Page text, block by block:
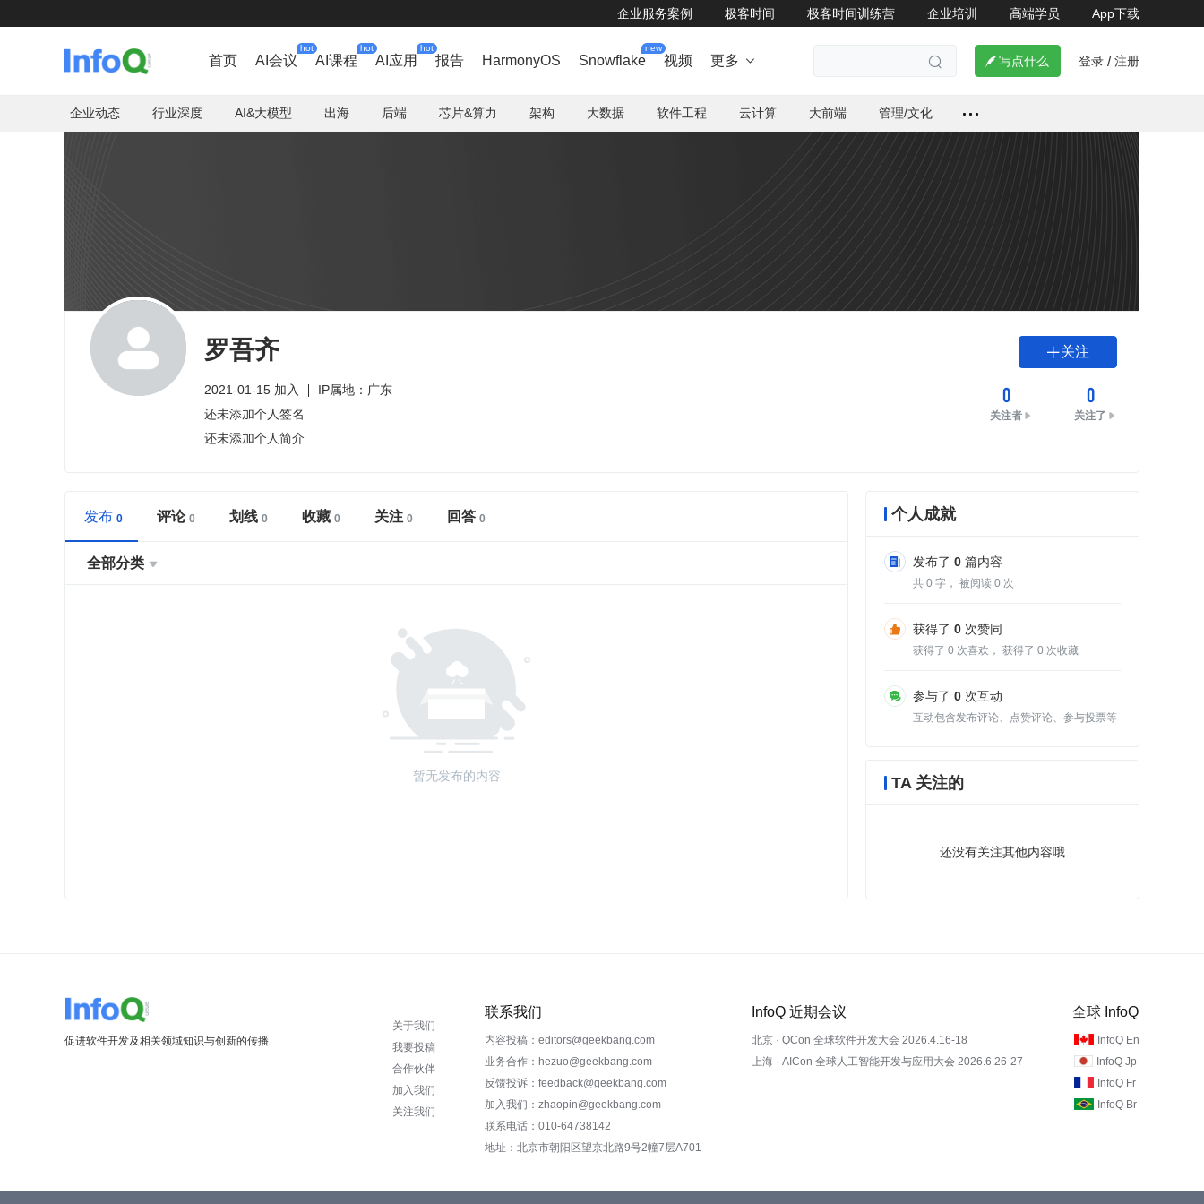
企业服务案例 极客时间 极客时间训练营 企业培训 高端学员 App下载
首页 AI会议
hot
AI课程
hot
AI应用
hot
报告 HarmonyOS Snowflake
new
视频 更多    写点什么 登录 / 注册
企业动态 行业深度 AI&大模型 出海 后端 芯片&算力 架构 大数据 软件工程 云计算 大前端 管理/文化
罗吾齐
2021-01-15 加入
IP属地：广东
还未添加个人签名
还未添加个人简介
关注
0
关注者
0
关注了
发布 评论 划线 收藏 关注 回答
全部分类 
暂无发布的内容
个人成就
发布了 0 篇内容
共 0 字， 被阅读 0 次
获得了 0 次赞同
获得了 0 次喜欢， 获得了 0 次收藏
参与了 0 次互动
互动包含发布评论、点赞评论、参与投票等
TA 关注的
还没有关注其他内容哦
促进软件开发及相关领域知识与创新的传播
关于我们
我要投稿
合作伙伴
加入我们
关注我们
联系我们
内容投稿：editors@geekbang.com
业务合作：hezuo@geekbang.com
反馈投诉：feedback@geekbang.com
加入我们：zhaopin@geekbang.com
联系电话：010-64738142
地址：北京市朝阳区望京北路9号2幢7层A701
InfoQ 近期会议
北京 · QCon 全球软件开发大会 2026.4.16-18
上海 · AICon 全球人工智能开发与应用大会 2026.6.26-27
全球 InfoQ
InfoQ En
InfoQ Jp
InfoQ Fr
InfoQ Br